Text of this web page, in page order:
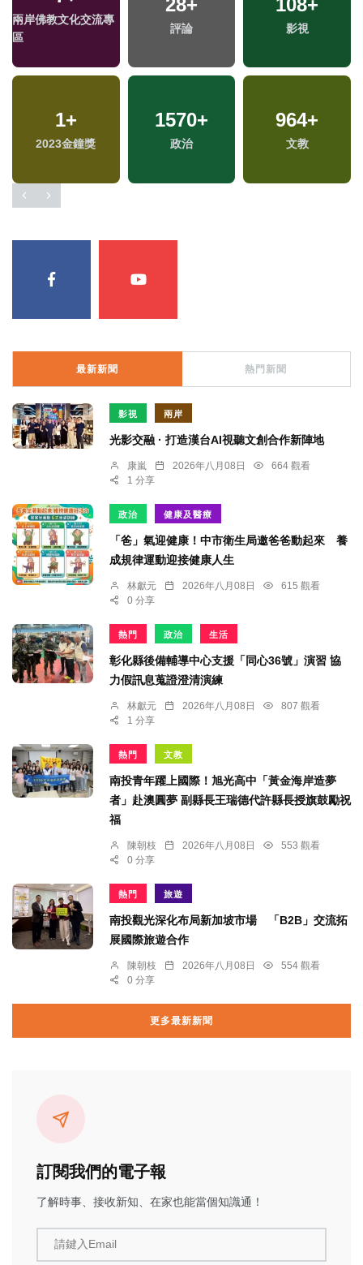
生活 兩岸 海峽論壇專區
986+
綜合
364+
藝文
48+
2024立委選戰
最新新聞 熱門新聞
影視 兩岸
光影交融 · 打造漢台AI視聽文創合作新陣地
康嵐 2026年八月08日
664 觀看
1 分享
政治 健康及醫療
「爸」氣迎健康！中市衛生局邀爸爸動起來 養
成規律運動迎接健康人生
林獻元 2026年八月08日
615 觀看
0 分享
熱門 政治 生活
彰化縣後備輔導中心支援「同心36號」演習 協
力假訊息蒐證澄清演練
林獻元 2026年八月08日
807 觀看
1 分享
熱門 文教
南投青年躍上國際！旭光高中「黃金海岸造夢
者」赴澳圓夢 副縣長王瑞德代許縣長授旗鼓勵祝
福
陳朝枝 2026年八月08日
553 觀看
0 分享
熱門 旅遊
南投觀光深化布局新加坡市場 「B2B」交流拓
展國際旅遊合作
陳朝枝 2026年八月08日
554 觀看
0 分享
更多最新新聞
訂閱我們的電子報
了解時事、接收新知、在家也能當個知識通！
請鍵入Email